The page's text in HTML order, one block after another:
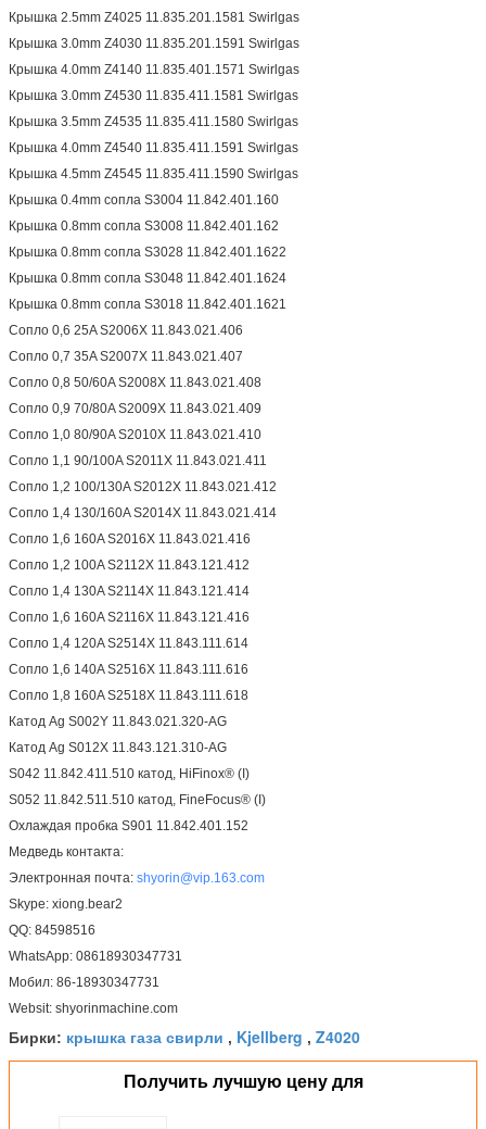
Крышка 2.5mm Z4025 11.835.201.1581 Swirlgas
Крышка 3.0mm Z4030 11.835.201.1591 Swirlgas
Крышка 4.0mm Z4140 11.835.401.1571 Swirlgas
Крышка 3.0mm Z4530 11.835.411.1581 Swirlgas
Крышка 3.5mm Z4535 11.835.411.1580 Swirlgas
Крышка 4.0mm Z4540 11.835.411.1591 Swirlgas
Крышка 4.5mm Z4545 11.835.411.1590 Swirlgas
Крышка 0.4mm сопла S3004 11.842.401.160
Крышка 0.8mm сопла S3008 11.842.401.162
Крышка 0.8mm сопла S3028 11.842.401.1622
Крышка 0.8mm сопла S3048 11.842.401.1624
Крышка 0.8mm сопла S3018 11.842.401.1621
Сопло 0,6 25A S2006X 11.843.021.406
Сопло 0,7 35A S2007X 11.843.021.407
Сопло 0,8 50/60A S2008X 11.843.021.408
Сопло 0,9 70/80A S2009X 11.843.021.409
Сопло 1,0 80/90A S2010X 11.843.021.410
Сопло 1,1 90/100A S2011X 11.843.021.411
Сопло 1,2 100/130A S2012X 11.843.021.412
Сопло 1,4 130/160A S2014X 11.843.021.414
Сопло 1,6 160A S2016X 11.843.021.416
Сопло 1,2 100A S2112X 11.843.121.412
Сопло 1,4 130A S2114X 11.843.121.414
Сопло 1,6 160A S2116X 11.843.121.416
Сопло 1,4 120A S2514X 11.843.111.614
Сопло 1,6 140A S2516X 11.843.111.616
Сопло 1,8 160A S2518X 11.843.111.618
Катод Ag S002Y 11.843.021.320-AG
Катод Ag S012X 11.843.121.310-AG
S042 11.842.411.510 катод, HiFinox® (I)
S052 11.842.511.510 катод, FineFocus® (I)
Охлаждая пробка S901 11.842.401.152
Медведь контакта:
Электронная почта: shyorin@vip.163.com
Skype: xiong.bear2
QQ: 84598516
WhatsApp: 08618930347731
Мобил: 86-18930347731
Websit: shyorinmachine.com
Бирки: крышка газа свирли , Kjellberg , Z4020
Получить лучшую цену для